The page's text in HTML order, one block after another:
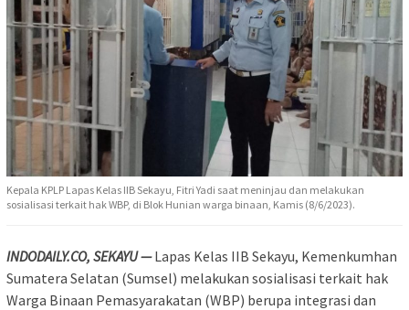
Kepala KPLP Lapas Kelas IIB Sekayu, Fitri Yadi saat meninjau dan melakukan
sosialisasi terkait hak WBP, di Blok Hunian warga binaan, Kamis (8/6/2023).
INDODAILY.CO, SEKAYU — Lapas Kelas IIB Sekayu, Kemenkumhan
Sumatera Selatan (Sumsel) melakukan sosialisasi terkait hak
Warga Binaan Pemasyarakatan (WBP) berupa integrasi dan